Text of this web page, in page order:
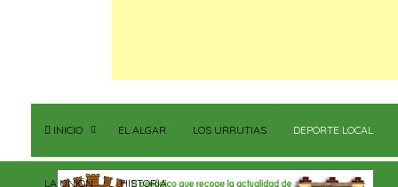
INICIO EL ALGAR LOS URRUTIAS DEPORTE LOCAL
LA UNIÓN HISTORIA